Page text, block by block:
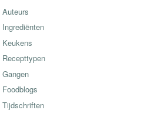
Auteurs
Ingrediënten
Keukens
Recepttypen
Gangen
Foodblogs
Tijdschriften